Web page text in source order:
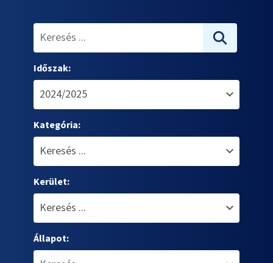
Időszak:
Kategória:
Kerület:
Állapot: